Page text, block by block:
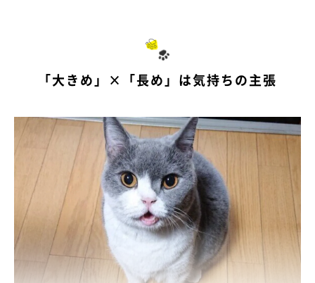
「大きめ」×「長め」は気持ちの主張